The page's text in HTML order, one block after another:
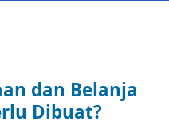
dan Belanja
Dibuat?